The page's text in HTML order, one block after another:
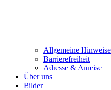
Allgemeine Hinweise
Barrierefreiheit
Adresse & Anreise
Über uns
Bilder